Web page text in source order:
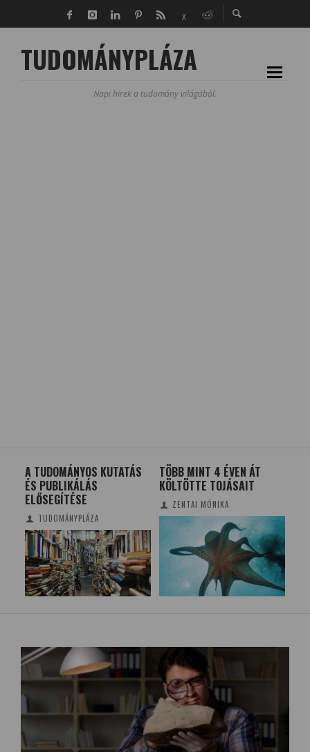
TUDOMÁNYPLÁZA
Napi hírek a tudomány világából.
A TUDOMÁNYOS KUTATÁS
ÉS PUBLIKÁLÁS
ELŐSEGÍTÉSE
TUDOMÁNYPLÁZA
TÖBB MINT 4 ÉVEN ÁT
KÖLTÖTTE TOJÁSAIT
ZENTAI MÓNIKA